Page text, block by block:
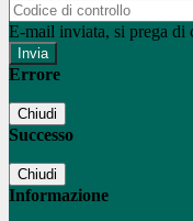
E-mail inviata, si prega di
Errore
Chiudi
Successo
Chiudi
Informazione